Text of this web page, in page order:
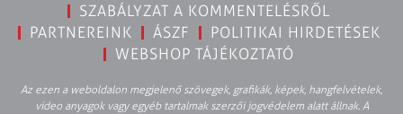
SZABÁLYZAT A KOMMENTELÉSRŐL
PARTNEREINK
ÁSZF
POLITIKAI HIRDETÉSEK
WEBSHOP TÁJÉKOZTATÓ
Az ezen a weboldalon megjelenő szövegek, grafikák, képek, hangfelvételek,
video anyagok vagy egyéb tartalmak szerzői jogvédelem alatt állnak. A